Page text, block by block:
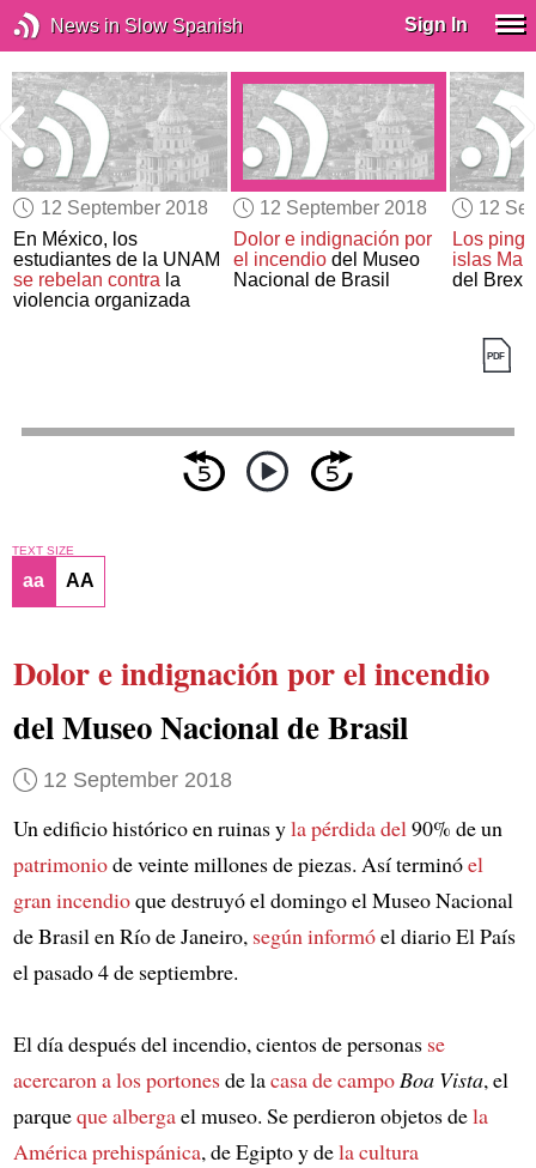
News in Slow Spanish Sign In
12 September 2018
En México, los
estudiantes de la UNAM
se rebelan contra la
violencia organizada
12 September 2018
Dolor e indignación por
el incendiodel Museo
Nacional de Brasil
12
Los
islas
del Brexit
TEXT SIZE
aa AA
Dolor e indignaciónpor el incendio
del Museo Nacional de Brasil
12 September 2018
Un edificio histórico en ruinas yla pérdida del90% de un
patrimoniode veinte millones de piezas. Así terminóel
gran incendioque destruyó el domingo el Museo Nacional
de Brasil en Río de Janeiro, según informóel diario El País
el pasado 4 de septiembre.
El día después del incendio, cientos de personas se
acercaron a los portonesde lacasa de campoBoa Vista, el
parqueque albergael museo. Se perdieron objetos dela
América prehispánica, de Egipto y dela cultura